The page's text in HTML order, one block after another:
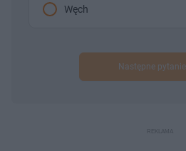
Węch
Następne pytanie